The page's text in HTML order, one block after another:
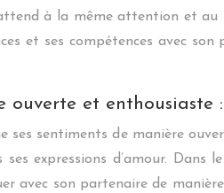
à la même attention et
et ses compétences avec
ouverte et
ses sentiments de manière
expressions d’amour.
avec son partenaire de